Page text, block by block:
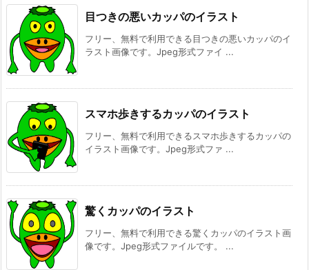
目つきの悪いカッパのイラスト
フリー、無料で利用できる目つきの悪いカッパのイ
ラスト画像です。Jpeg形式ファイ ...
スマホ歩きするカッパのイラスト
フリー、無料で利用できるスマホ歩きするカッパの
イラスト画像です。Jpeg形式ファ ...
驚くカッパのイラスト
フリー、無料で利用できる驚くカッパのイラスト画
像です。Jpeg形式ファイルです。 ...